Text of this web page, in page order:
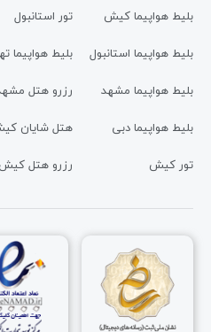
بلیط هواپیما کیش
بلیط هواپیما استانبول
بلیط هواپیما مشهد
بلیط هواپیما دبی
تور کیش
تور استانبول
بلیط هواپیما
رزرو هتل
هتل شایان
رزرو هتل کیش